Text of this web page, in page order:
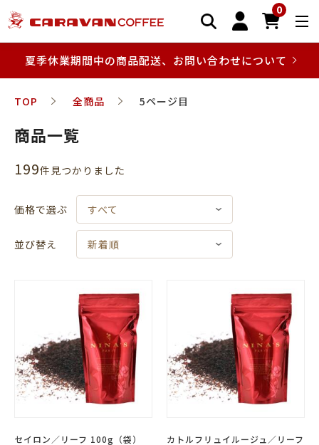
0
夏季休業期間中の商品配送、お問い合わせについて
TOP 全商品 5ページ目
商品一覧
199件⾒つかりました
価格で選ぶ すべて
並び替え 新着順
セイロン／リーフ 100g（袋）
カトルフリュイルージュ／リーフ